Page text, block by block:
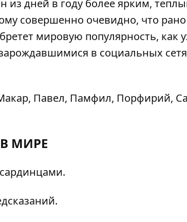
из дней в году более ярким,
совершенно очевидно, что
мировую популярность, как
в социальных
Павел, Памфил, Порфирий,
МИРЕ